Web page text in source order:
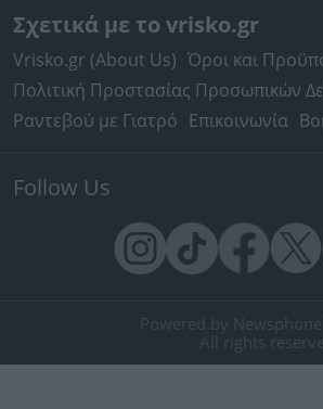
Σχετικά με το vrisko.gr
Vrisko.gr (About Us) Όροι και
Πολιτική Προστασίας Προσωπικών
Ραντεβού με Γιατρό Επικοινωνία
Follow Us
Powered by Newsphone
All rights